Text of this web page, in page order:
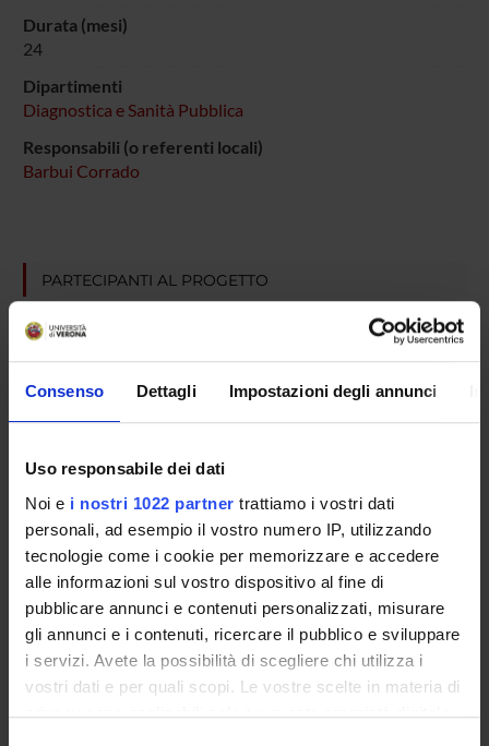
Consenso Dettagli Impostazioni degli annunci
Uso responsabile dei dati
Noi e i nostri 1022 partner trattiamo i vostri dati
personali, ad esempio il vostro numero IP, utilizzando
tecnologie come i cookie per memorizzare e accedere
alle informazioni sul vostro dispositivo al fine di
pubblicare annunci e contenuti personalizzati, misurare
gli annunci e i contenuti, ricercare il pubblico e sviluppare
i servizi. Avete la possibilità di scegliere chi utilizza i
vostri dati e per quali scopi. Le vostre scelte in materia di
privacy sono applicabili solo su questa proprietà digitale
Durata (mesi)
24
Dipartimenti
Diagnostica e Sanità Pubblica
Responsabili (o referenti locali)
Barbui Corrado
PARTECIPANTI AL PROGETTO
Corrado Barbui
Professore ordinario
Psychiatry
SEZIONI
Psichiatria